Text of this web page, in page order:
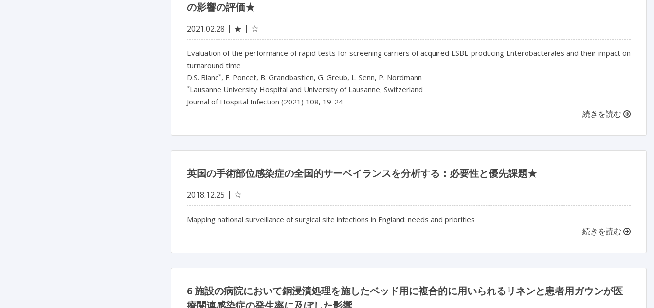
の影響の評価★
2021.02.28 ★ ☆
Evaluation of the performance of rapid tests for screening carriers of acquired ESBL-producing Enterobacterales and their impact on
turnaround time
D.S. Blanc*, F. Poncet, B. Grandbastien, G. Greub, L. Senn, P. Nordmann
*Lausanne University Hospital and University of Lausanne, Switzerland
Journal of Hospital Infection (2021) 108, 19-24
続きを読む
英国の手術部位感染症の全国的サーベイランスを分析する：必要性と優先課題★
2018.12.25 ☆
Mapping national surveillance of surgical site infections in England: needs and priorities
続きを読む
6 施設の病院において銅浸漬処理を施したベッド用に複合的に用いられるリネンと患者用ガウンが医